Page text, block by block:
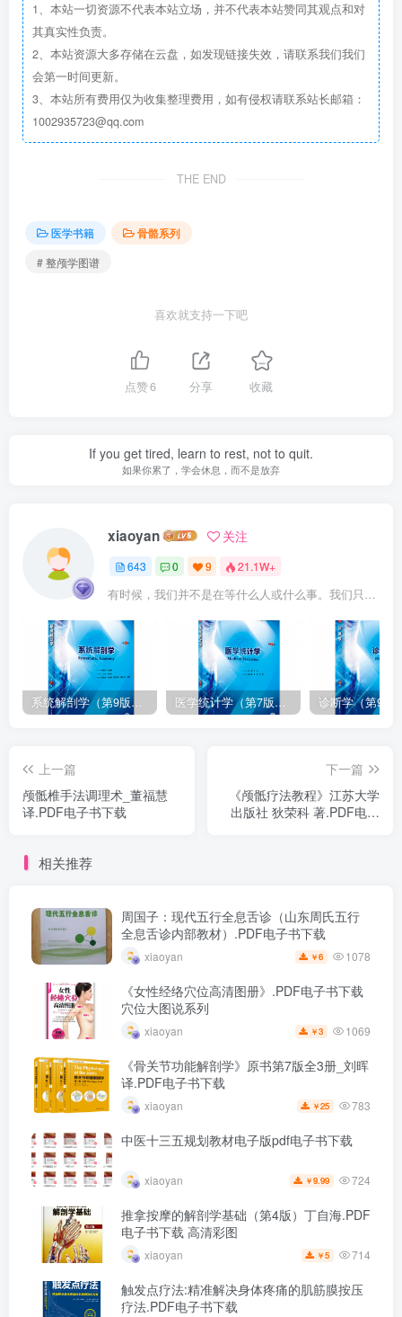
1、本站一切资源不代表本站立场，并不代表本站赞同其观点和对
其真实性负责。
2、本站资源大多存储在云盘，如发现链接失效，请联系我们我们
会第一时间更新。
3、本站所有费用仅为收集整理费用，如有侵权请联系站长邮箱：
1002935723@qq.com
THE END
医学书籍
骨骼系列
# 整颅学图谱
喜欢就支持一下吧
点赞6 分享 收藏
If you get tired, learn to rest, not to quit.
如果你累了，学会休息，而不是放弃
xiaoyan 关注
643 0 9 21.1W+
有时候，我们并不是在等什么人或什么事。我们只是在静待岁月改变自己
系统解剖学（第9版）丁文龙主编_人卫版教材.PDF电子书下载 医学统计学（第7版）李康主编_人卫版教材.PDF电子书下载
上一篇
颅骶椎手法调理术_董福慧
译.PDF电子书下载
下一篇
《颅骶疗法教程》江苏大学
出版社 狄荣科 著.PDF电子
相关推荐
周国子：现代五行全息舌诊（山东周氏五行
全息舌诊内部教材）.PDF电子书下载
xiaoyan ￥6 1078
《女性经络穴位高清图册》.PDF电子书下载
穴位大图说系列
xiaoyan ￥3 1069
《骨关节功能解剖学》原书第7版全3册_刘晖
译.PDF电子书下载
xiaoyan ￥25 783
中医十三五规划教材电子版pdf电子书下载
xiaoyan ￥9.99 724
推拿按摩的解剖学基础（第4版）丁自海.PDF
电子书下载 高清彩图
xiaoyan ￥5 714
触发点疗法:精准解决身体疼痛的肌筋膜按压
疗法.PDF电子书下载